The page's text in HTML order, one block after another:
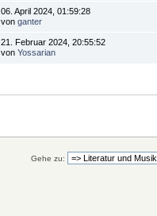
06. April 2024, 01:59:28
vonganter
21. Februar 2024, 20:55:52
vonYossarian
Gehe zu: